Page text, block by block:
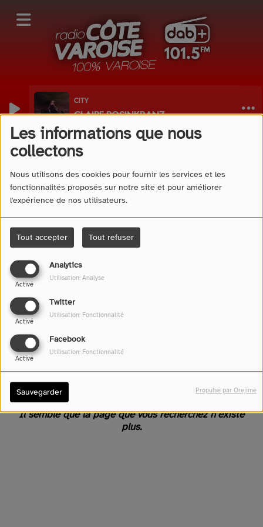
Les informations que nous
collectons
Nous utilisons des cookies pour fournir les services et les
fonctionnalités proposés sur notre site et pour améliorer
l'expérience de nos utilisateurs.
Tout accepter Tout refuser
Analytics
Activé
Utilisation: Analyse
Twitter
Activé
Utilisation: Fonctionnalité
Facebook
Activé
Utilisation: Fonctionnalité
Sauvegarder Propulsé par Orejime
CITY
CLAIRE ROSINKRANZ
Oups, vous avez rencontré
Il semble que la page que vous recherchez n’existe
plus.